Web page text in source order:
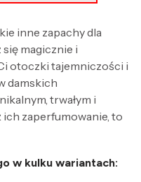
inne zapachy dla
magicznie i
otoczki tajemniczości i
damskich
trwałym i
zaperfumowanie, to
w kulku wariantach: